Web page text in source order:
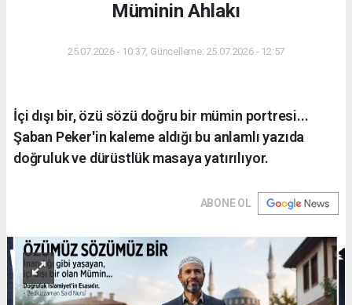
Müminin Ahlakı
25.07.2026 - 10:37, Güncelleme: 25.07.2026 - 12:57
İçi dışı bir, özü sözü doğru bir mümin portresi...
Şaban Peker'in kaleme aldığı bu anlamlı yazıda
doğruluk ve dürüstlük masaya yatırılıyor.
ABONE OL